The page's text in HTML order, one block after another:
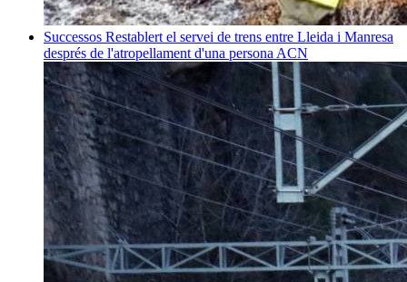
Successos Restablert el servei de trens entre Lleida i Manresa
després de l'atropellament d'una persona ACN